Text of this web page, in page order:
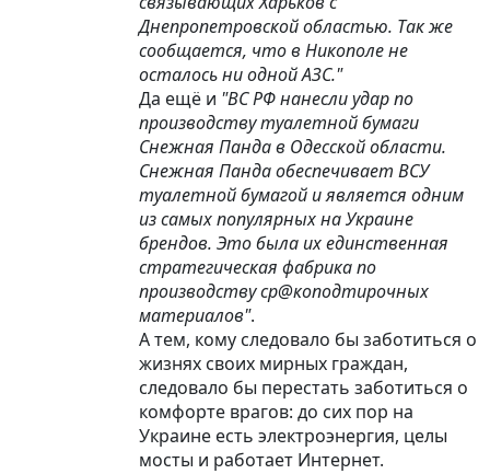
Днепропетровской областью. Так же
сообщается, что в Никополе не
осталось ни одной АЗС."
Да ещё и "ВС РФ нанесли удар по
производству туалетной бумаги
Снежная Панда в Одесской области.
Снежная Панда обеспечивает ВСУ
туалетной бумагой и является одним
из самых популярных на Украине
брендов. Это была их единственная
стратегическая фабрика по
производству ср@коподтирочных
материалов".
А тем, кому следовало бы заботиться о
жизнях своих мирных граждан,
следовало бы перестать заботиться о
комфорте врагов: до сих пор на
Украине есть электроэнергия, целы
мосты и работает Интернет.